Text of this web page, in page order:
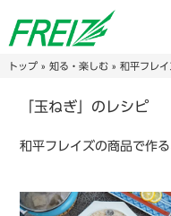
トップ» 知る・楽しむ» 和平フレ
「玉ねぎ」のレシピ
和平フレイズの商品で作